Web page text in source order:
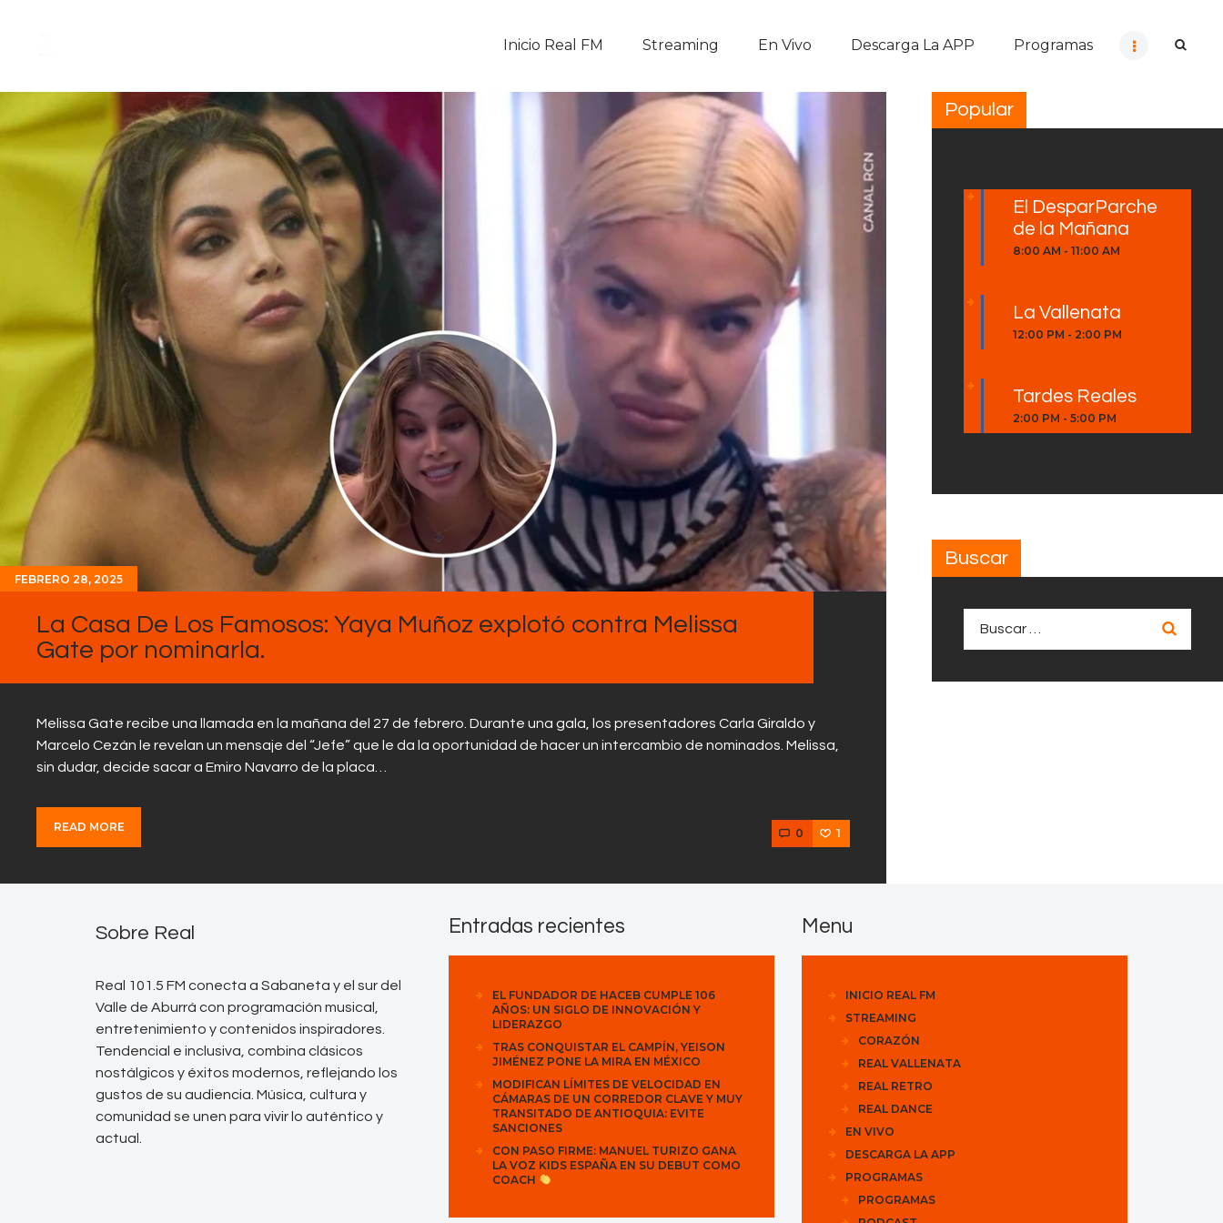
Inicio Real FM Streaming En Vivo Descarga La APP Programas
Descarga La APP
Programas
Noticias
Equipo
Sobre Nosotros
Contactos
FEBRERO 28, 2025
La Casa De Los Famosos: Yaya Muñoz explotó contra Melissa
Gate por nominarla.
Melissa Gate recibe una llamada en la mañana del 27 de febrero. Durante una gala, los presentadores Carla Giraldo y
Marcelo Cezán le revelan un mensaje del “Jefe” que le da la oportunidad de hacer un intercambio de nominados. Melissa,
sin dudar, decide sacar a Emiro Navarro de la placa…
READ MORE 0 1
Popular
El DesparParche
de la Mañana
8:00 AM -11:00 AM
La Vallenata
12:00 PM - 2:00 PM
Tardes Reales
2:00 PM -5:00 PM
Buscar
Sobre Real
Real 101.5 FM conecta a Sabaneta y el sur del
Valle de Aburrá con programación musical,
entretenimiento y contenidos inspiradores.
Tendencial e inclusiva, combina clásicos
nostálgicos y éxitos modernos, reflejando los
gustos de su audiencia. Música, cultura y
comunidad se unen para vivir lo auténtico y
actual.
Entradas recientes
EL FUNDADOR DE HACEB CUMPLE 106
AÑOS: UN SIGLO DE INNOVACIÓN Y
LIDERAZGO
TRAS CONQUISTAR EL CAMPÍN, YEISON
JIMÉNEZ PONE LA MIRA EN MÉXICO
MODIFICAN LÍMITES DE VELOCIDAD EN
CÁMARAS DE UN CORREDOR CLAVE Y MUY
TRANSITADO DE ANTIOQUIA: EVITE
SANCIONES
CON PASO FIRME: MANUEL TURIZO GANA
LA VOZ KIDS ESPAÑA EN SU DEBUT COMO
COACH
Menu
INICIO REAL FM
STREAMING
CORAZÓN
REAL VALLENATA
REAL RETRO
REAL DANCE
EN VIVO
DESCARGA LA APP
PROGRAMAS
PROGRAMAS